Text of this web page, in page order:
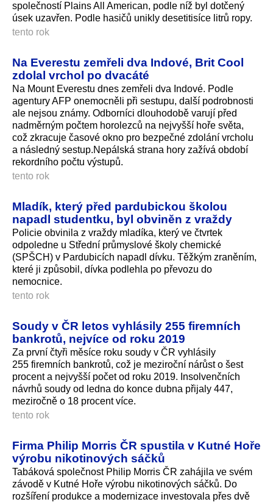
společností Plains All American, podle níž byl dotčený
úsek uzavřen. Podle hasičů unikly desetitisíce litrů ropy.
tento rok
Na Everestu zemřeli dva Indové, Brit Cool
zdolal vrchol po dvacáté
Na Mount Everestu dnes zemřeli dva Indové. Podle
agentury AFP onemocněli při sestupu, další podrobnosti
ale nejsou známy. Odborníci dlouhodobě varují před
nadměrným počtem horolezců na nejvyšší hoře světa,
což zkracuje časové okno pro bezpečné zdolání vrcholu
a následný sestup.Nepálská strana hory zažívá období
rekordního počtu výstupů.
tento rok
Mladík, který před pardubickou školou
napadl studentku, byl obviněn z vraždy
Policie obvinila z vraždy mladíka, který ve čtvrtek
odpoledne u Střední průmyslové školy chemické
(SPŠCH) v Pardubicích napadl dívku. Těžkým zraněním,
které ji způsobil, dívka podlehla po převozu do
nemocnice.
tento rok
Soudy v ČR letos vyhlásily 255 firemních
bankrotů, nejvíce od roku 2019
Za první čtyři měsíce roku soudy v ČR vyhlásily
255 firemních bankrotů, což je meziroční nárůst o šest
procent a nejvyšší počet od roku 2019. Insolvenčních
návrhů soudy od ledna do konce dubna přijaly 447,
meziročně o 18 procent více.
tento rok
Firma Philip Morris ČR spustila v Kutné Hoře
výrobu nikotinových sáčků
Tabáková společnost Philip Morris ČR zahájila ve svém
závodě v Kutné Hoře výrobu nikotinových sáčků. Do
rozšíření produkce a modernizace investovala přes dvě